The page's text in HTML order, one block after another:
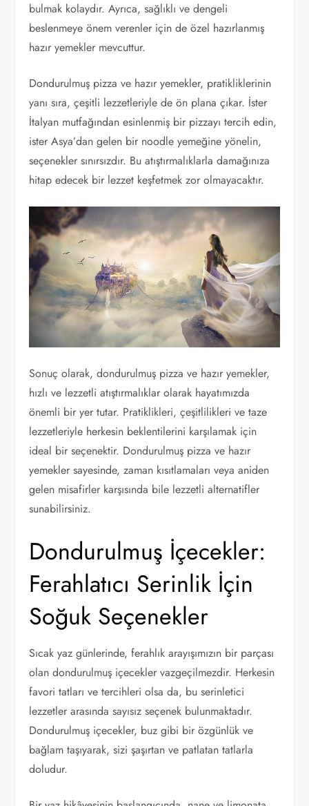
bulmak kolaydır. Ayrıca, sağlıklı ve dengeli
beslenmeye önem verenler için de özel hazırlanmış
hazır yemekler mevcuttur.
Dondurulmuş pizza ve hazır yemekler, pratikliklerinin
yanı sıra, çeşitli lezzetleriyle de ön plana çıkar. İster
İtalyan mutfağından esinlenmiş bir pizzayı tercih edin,
ister Asya’dan gelen bir noodle yemeğine yönelin,
seçenekler sınırsızdır. Bu atıştırmalıklarla damağınıza
hitap edecek bir lezzet keşfetmek zor olmayacaktır.
Sonuç olarak, dondurulmuş pizza ve hazır yemekler,
hızlı ve lezzetli atıştırmalıklar olarak hayatımızda
önemli bir yer tutar. Pratiklikleri, çeşitlilikleri ve taze
lezzetleriyle herkesin beklentilerini karşılamak için
ideal bir seçenektir. Dondurulmuş pizza ve hazır
yemekler sayesinde, zaman kısıtlamaları veya aniden
gelen misafirler karşısında bile lezzetli alternatifler
sunabilirsiniz.
Dondurulmuş İçecekler:
Ferahlatıcı Serinlik İçin
Soğuk Seçenekler
Sıcak yaz günlerinde, ferahlık arayışımızın bir parçası
olan dondurulmuş içecekler vazgeçilmezdir. Herkesin
favori tatları ve tercihleri olsa da, bu serinletici
lezzetler arasında sayısız seçenek bulunmaktadır.
Dondurulmuş içecekler, buz gibi bir özgünlük ve
bağlam taşıyarak, sizi şaşırtan ve patlatan tatlarla
doludur.